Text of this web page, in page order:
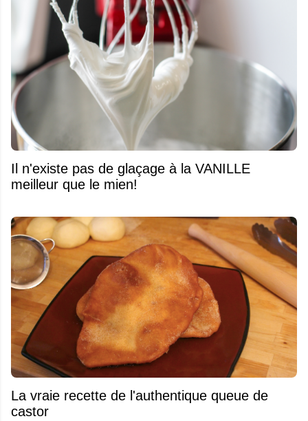
Il n'existe pas de glaçage à la VANILLE
meilleur que le mien!
La vraie recette de l'authentique queue de
castor